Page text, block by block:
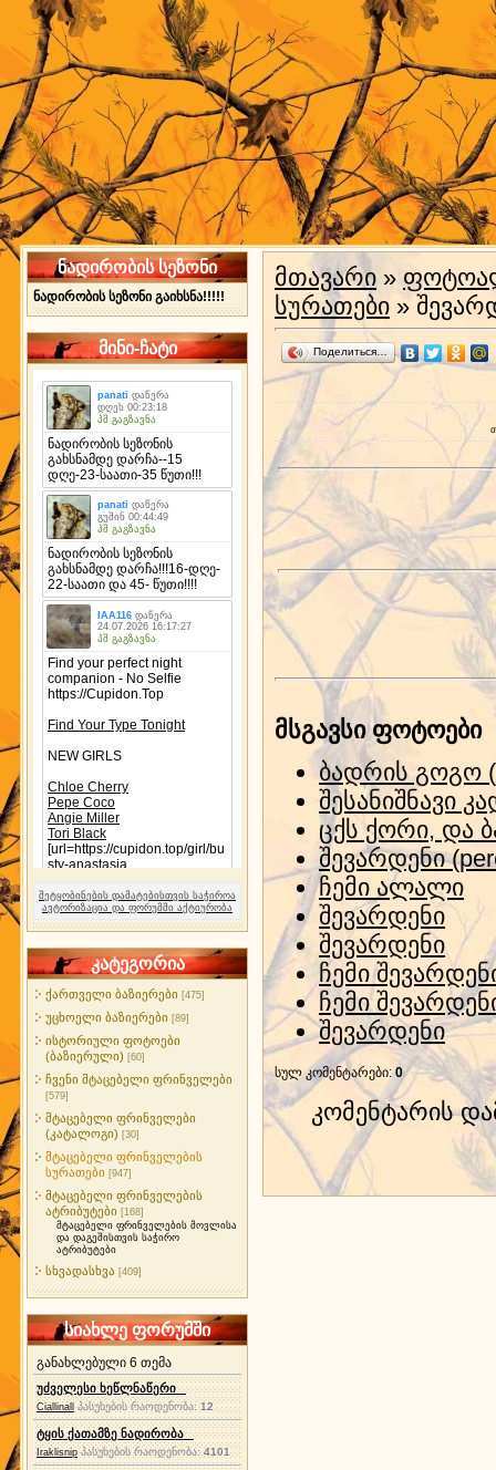
ნადირობის სეზონი
ნადირობის სეზონი გაიხსნა!!!!!
მინი-ჩატი
შეტყობინების დამატებისთვის საჭიროა
ავტორიზაცია და ფორუმში აქტიურობა
კატეგორია
ქართველი ბაზიერები [475]
უცხოელი ბაზიერები [89]
ისტორიული ფოტოები
(ბაზიერული) [60]
ჩვენი მტაცებელი ფრინველები
[579]
მტაცებელი ფრინველები
(კატალოგი) [30]
მტაცებელი ფრინველების
სურათები [947]
მტაცებელი ფრინველების
ატრიბუტები [168]
მტაცებელი ფრინველების მოვლისა
და დაგეშისთვის საჭირო
ატრიბუტები
სხვადასხვა [409]
სიახლე ფორუმში
განახლებული 6 თემა
უძველესი ხეწლნაწერი
Ciallinall პასუხების რაოდენობა:12
ტყის ქათამზე ნადირობა
Iraklisnip პასუხების რაოდენობა: 4101
მთავარი »
სურათები »
Поделиться…
მსგავსი ფოტოები
ბადრის გოგო
შესანიშნავი
ცქს ქორი, და
შევარდენი
ჩემი ალალი
შევარდენი
შევარდენი
ჩემი
ჩემი
შევარდენი
სულ კომენტარები:0
კომენტარის